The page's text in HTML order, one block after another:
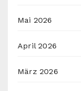
Mai 2026
April 2026
März 2026